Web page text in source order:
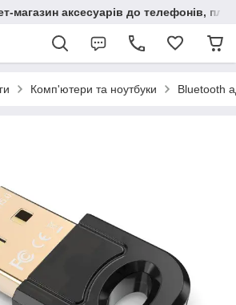
магазин аксесуарів до телефонів,
Комп'ютери та ноутбуки Bluetooth